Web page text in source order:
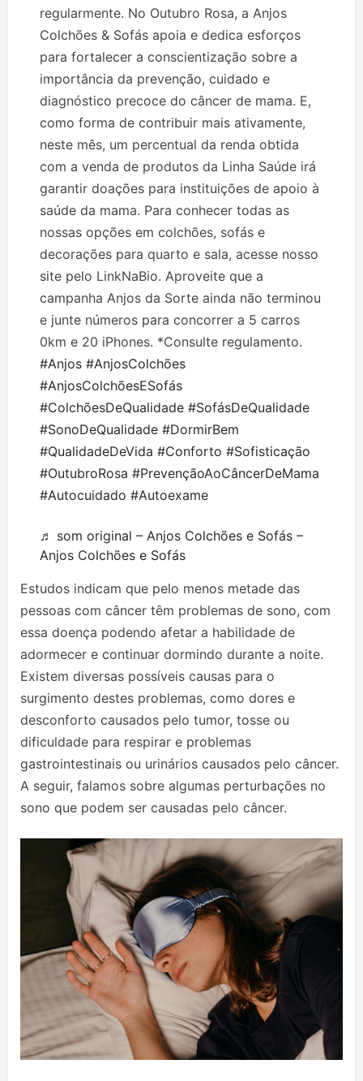
regularmente. No Outubro Rosa, a Anjos
Colchões & Sofás apoia e dedica esforços
para fortalecer a conscientização sobre a
importância da prevenção, cuidado e
diagnóstico precoce do câncer de mama. E,
como forma de contribuir mais ativamente,
neste mês, um percentual da renda obtida
com a venda de produtos da Linha Saúde irá
garantir doações para instituições de apoio à
saúde da mama. Para conhecer todas as
nossas opções em colchões, sofás e
decorações para quarto e sala, acesse nosso
site pelo LinkNaBio. Aproveite que a
campanha Anjos da Sorte ainda não terminou
e junte números para concorrer a 5 carros
0km e 20 iPhones. *Consulte regulamento.
#Anjos #AnjosColchões
#AnjosColchõesESofás
#ColchõesDeQualidade #SofásDeQualidade
#SonoDeQualidade #DormirBem
#QualidadeDeVida #Conforto #Sofisticação
#OutubroRosa #PrevençãoAoCâncerDeMama
#Autocuidado #Autoexame
♬ som original – Anjos Colchões e Sofás –
Anjos Colchões e Sofás
Estudos indicam que pelo menos metade das
pessoas com câncer têm problemas de sono, com
essa doença podendo afetar a habilidade de
adormecer e continuar dormindo durante a noite.
Existem diversas possíveis causas para o
surgimento destes problemas, como dores e
desconforto causados pelo tumor, tosse ou
dificuldade para respirar e problemas
gastrointestinais ou urinários causados pelo câncer.
A seguir, falamos sobre algumas perturbações no
sono que podem ser causadas pelo câncer.